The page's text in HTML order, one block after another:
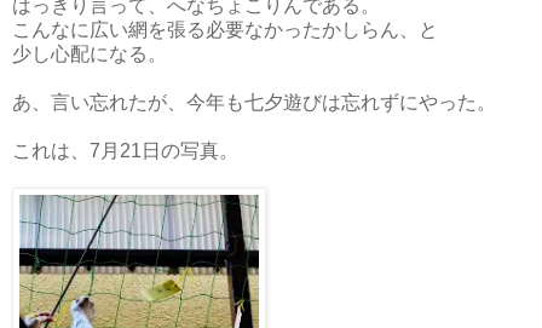
はっきり言って、へなちょこりんである。
こんなに広い網を張る必要なかったかしらん、と
少し心配になる。
あ、言い忘れたが、今年も七夕遊びは忘れずにやった。
これは、7月21日の写真。